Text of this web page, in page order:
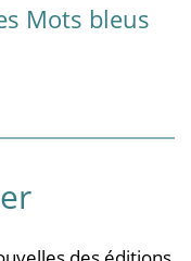
Mots bleus